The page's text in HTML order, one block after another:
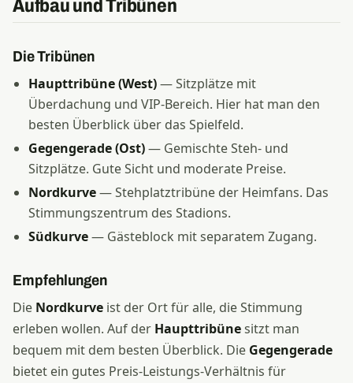
Aufbau und Tribünen
Die Tribünen
Haupttribüne (West)— Sitzplätze mit
Überdachung und VIP-Bereich. Hier hat man den
besten Überblick über das Spielfeld.
Gegengerade (Ost)— Gemischte Steh- und
Sitzplätze. Gute Sicht und moderate Preise.
Nordkurve— Stehplatztribüne der Heimfans. Das
Stimmungszentrum des Stadions.
Südkurve— Gästeblock mit separatem Zugang.
Empfehlungen
Die Nordkurve ist der Ort für alle, die Stimmung
erleben wollen. Auf der Haupttribünesitzt man
bequem mit dem besten Überblick. Die Gegengerade
bietet ein gutes Preis-Leistungs-Verhältnis für